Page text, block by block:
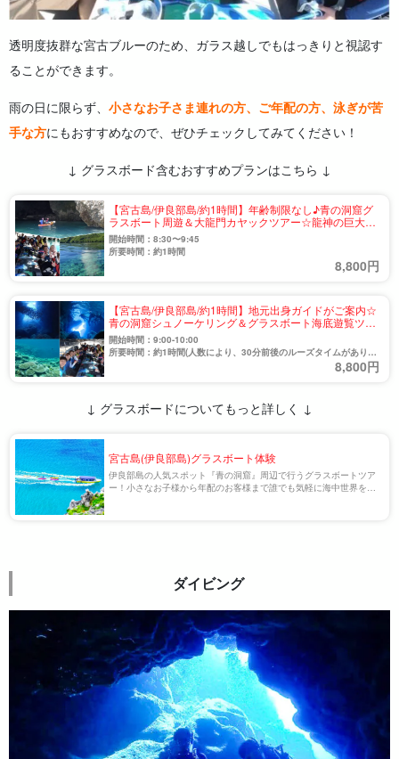
透明度抜群な宮古ブルーのため、ガラス越しでもはっきりと視認す
ることができます。
雨の日に限らず、 小さなお子さま連れの方、ご年配の方、泳ぎが苦
手な方にもおすすめなので、ぜひチェックしてみてください！
↓ グラスボード含むおすすめプランはこちら ↓
【宮古島/伊良部島/約1時間】年齢制限なし♪青の洞窟グ
ラスボート周遊＆大龍門カヤックツアー☆龍神の巨大洞
窟へ！宮古島で当店だけ☆（No.1003）
開始時間：8:30〜9:45
所要時間：約1時間
8,800円
【宮古島/伊良部島/約1時間】地元出身ガイドがご案内☆
青の洞窟シュノーケリング＆グラスボート海底遊覧ツア
ー＜7歳～65歳参加OK＞（No.826）
開始時間：9:00-10:00
所要時間：約1時間(人数により、30分前後のルーズタイムがありま
8,800円
↓ グラスボードについてもっと詳しく ↓
宮古島(伊良部島)グラスボート体験
伊良部島の人気スポット『青の洞窟』周辺で行うグラスボートツア
ー！小さなお子様から年配のお客様まで誰でも気軽に海中世界を楽
ダイビング